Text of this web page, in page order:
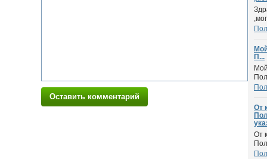
Оставить комментарий
П...
От
От